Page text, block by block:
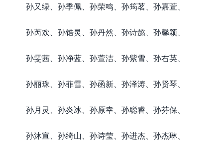
孙又绿、孙季佩、孙荣鸣、孙筠茗、孙嘉萱、
孙芮欢、孙锆灵、孙丹然、孙诗懿、孙馨颖、
孙雯茜、孙净蓝、孙萱洁、孙紫雪、孙右英、
孙丽珠、孙菲雪、孙函新、孙泽涛、孙贤琴、
孙月灵、孙炎冰、孙原幸、孙聪睿、孙芬保、
孙沐宣、孙绮山、孙诗莹、孙进杰、孙杰琳、